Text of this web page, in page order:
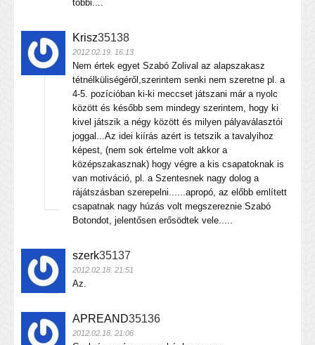
többi....
Krisz35138
2012.02.19. 16:13
Nem értek egyet Szabó Zolival az alapszakasz
tétnélküliségéről,szerintem senki nem szeretne pl. a
4-5. pozícióban ki-ki meccset játszani már a nyolc
között és később sem mindegy szerintem, hogy ki
kivel játszik a négy között és milyen pályaválasztói
joggal...Az idei kiírás azért is tetszik a tavalyihoz
képest, (nem sok értelme volt akkor a
középszakasznak) hogy végre a kis csapatoknak is
van motiváció, pl. a Szentesnek nagy dolog a
rájátszásban szerepelni......apropó, az előbb említett
csapatnak nagy húzás volt megszereznie Szabó
Botondot, jelentősen erősödtek vele.....
szerk35137
2012.02.18. 21:51
Az.
APREAND35136
2012.02.18. 21:06